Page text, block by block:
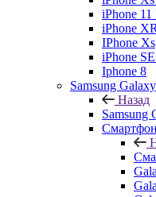
iPhone
iPhone XR
IPhone Xs
iPhone
Iphone 8
Samsung Galaxy
Назад
Samsung